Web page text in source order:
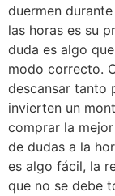
duermen
las horas es su
duda es algo
modo correcto.
descansar tanto
invierten un
comprar la
de dudas a la
es algo fácil, la
que no se debe